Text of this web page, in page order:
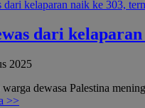
dari
2025oleh
dewasa Palestina
>>